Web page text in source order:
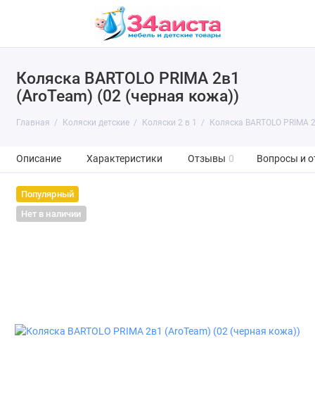
Коляска BARTOLO PRIMA 2в1
(AroTeam) (02 (черная кожа))
Главная Коляски детские Коляски 2 в 1 Коляска BARTOLO
Описание Характеристики Отзывы 0 Вопросы и
Популярный
Нет в наличии